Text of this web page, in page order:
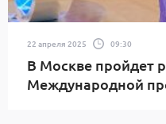
22 апреля 2025 09:30
В Москве пройдет
Международной